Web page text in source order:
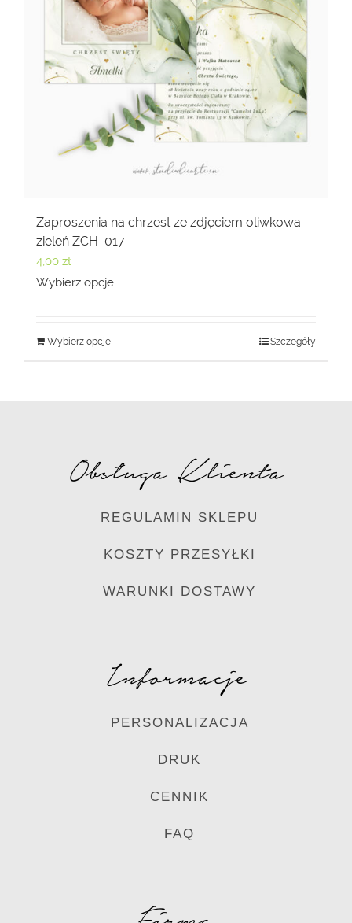
Zaproszenia na chrzest ze zdjęciem oliwkowa
zieleń ZCH_017
4,00 zł
Wybierz opcje
Wybierz opcje Szczegóły
Obsługa Klienta
REGULAMIN SKLEPU
KOSZTY PRZESYŁKI
WARUNKI DOSTAWY
Informacje
PERSONALIZACJA
DRUK
CENNIK
FAQ